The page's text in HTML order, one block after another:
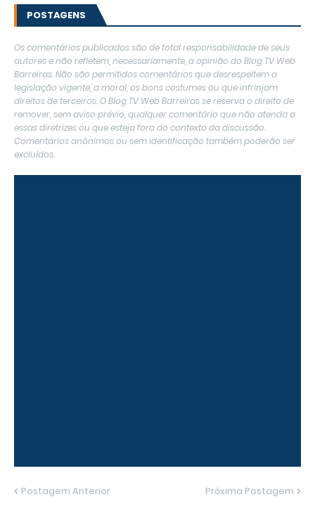
POSTAGENS
Os comentários publicados são de total responsabilidade de seus
autores e não refletem, necessariamente, a opinião do Blog TV Web
Barreiras. Não são permitidos comentários que desrespeitem a
legislação vigente, a moral, os bons costumes ou que infrinjam
direitos de terceiros. O Blog TV Web Barreiras se reserva o direito de
remover, sem aviso prévio, qualquer comentário que não atenda a
essas diretrizes ou que esteja fora do contexto da discussão.
Comentários anônimos ou sem identificação também poderão ser
excluídos.
Postagem Anterior Próxima Postagem